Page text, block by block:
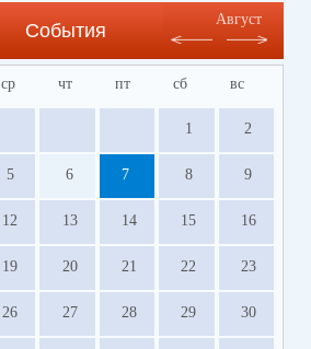
События
Август
ср чт пт сб вс
1 2
5 6 7 8 9
12 13 14 15 16
19 20 21 22 23
26 27 28 29 30